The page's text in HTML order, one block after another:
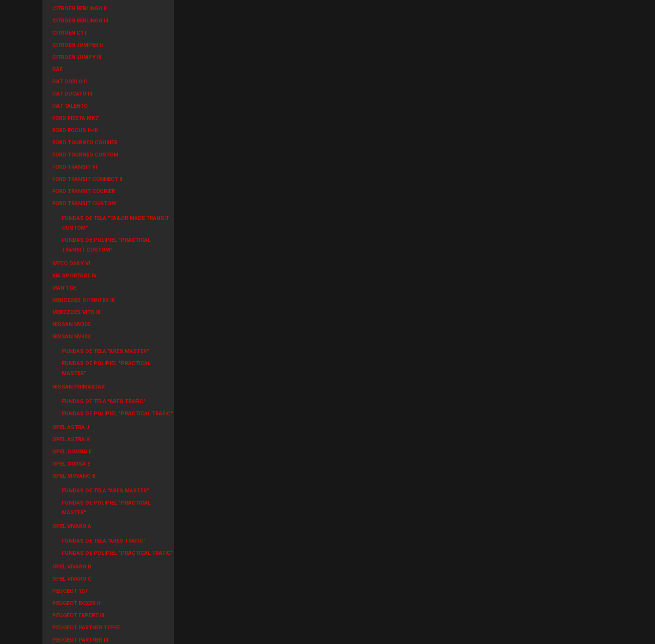
CITROEN BERLINGO II
CITROEN BERLINGO III
CITROEN C1 I
CITROEN JUMPER II
CITROEN JUMPY III
DAF
FIAT DOBLO II
FIAT DUCATO III
FIAT TALENTO
FORD FIESTA MK7
FORD FOCUS II-III
FORD TOURNEO COURIER
FORD TOURNEO CUSTOM
FORD TRANSIT VI
FORD TRANSIT CONNECT II
FORD TRANSIT COURIER
FORD TRANSIT CUSTOM
FUNDAS DE TELA "TAILOR MADE TRANSIT
CUSTOM"
FUNDAS DE POLIPIEL "PRACTICAL
TRANSIT CUSTOM"
IVECO DAILY VI
KIA SPORTAGE IV
MAN TGE
MERCEDES SPRINTER III
MERCEDES VITO III
NISSAN NV300
NISSAN NV400
FUNDAS DE TELA "ARES MASTER"
FUNDAS DE POLIPIEL "PRACTICAL
MASTER"
NISSAN PRIMASTAR
FUNDAS DE TELA "ARES TRAFIC"
FUNDAS DE POLIPIEL "PRACTICAL TRAFIC"
OPEL ASTRA J
OPEL ASTRA K
OPEL COMBO E
OPEL CORSA E
OPEL MOVANO B
FUNDAS DE TELA "ARES MASTER"
FUNDAS DE POLIPIEL "PRACTICAL
MASTER"
OPEL VIVARO A
FUNDAS DE TELA "ARES TRAFIC"
FUNDAS DE POLIPIEL "PRACTICAL TRAFIC"
OPEL VIVARO B
OPEL VIVARO C
PEUGEOT 107
PEUGEOT BOXER II
PEUGEOT EXPERT III
PEUGEOT PARTNER TEPEE
PEUGEOT PARTNER III